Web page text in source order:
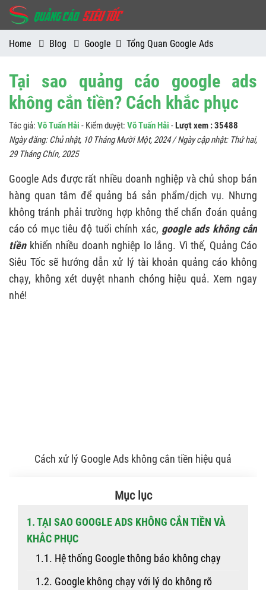
Home Blog Google Tổng Quan Google Ads
Tại sao quảng cáo google ads
không cắn tiền? Cách khắc phục
Tác giả: Võ Tuấn Hải - Kiểm duyệt: Võ Tuấn Hải -Lượt xem : 35488
Ngày đăng:Chủ nhật, 10 Tháng Mười Một, 2024/ Ngày cập nhật: Thứ hai,
29 Tháng Chín, 2025
Google Ads được rất nhiều doanh nghiệp và chủ shop bán
hàng quan tâm để quảng bá sản phẩm/dịch vụ. Nhưng
không tránh phải trường hợp không thể chẩn đoán quảng
cáo có mục tiêu độ tuổi chính xác, google ads không cắn
tiềnkhiến nhiều doanh nghiệp lo lắng. Vì thế, Quảng Cáo
Siêu Tốc sẽ hướng dẫn xử lý tài khoản quảng cáo không
chạy, không xét duyệt nhanh chóng hiệu quả. Xem ngay
nhé!
Cách xử lý Google Ads không cắn tiền hiệu quả
Mục lục
1. TẠI SAO GOOGLE ADS KHÔNG CẮN TIỀN VÀ
KHẮC PHỤC
1.1. Hệ thống Google thông báo không chạy
1.2. Google không chạy với lý do không rõ